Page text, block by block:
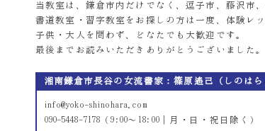
当教室は、鎌倉市内だけでなく、逗子市、藤沢市
書道教室・習字教室をお探しの方は一度、体験レ
子供・大人を問わず、どなたでも大歓迎です。
最後までお読みいただきありがとうございました。
湘南鎌倉市長谷の女流書家：篠原遙己（しのはら
info@yoko-shinohara.com
090-5448-7178（9:00～18:00｜月・日・祝日除く）